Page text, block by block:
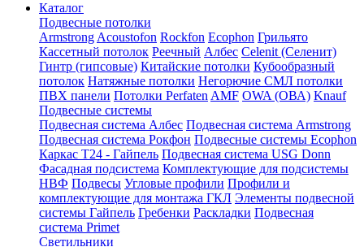
Каталог
Подвесные потолки
Armstrong Acoustofon Rockfon Ecophon Грильято
Кассетный потолок Реечный Албес Celenit (Селенит)
Гинтр (гипсовые) Китайские потолки Кубообразный
потолок Натяжные потолки Негорючие СМЛ потолки
ПВХ панели Потолки Perfaten AMF OWA (ОВА) Knauf
Подвесные системы
Подвесная система Албес Подвесная система Armstrong
Подвесная система Рокфон Подвесные системы Ecophon
Каркас Т24 - Гайпель Подвесная система USG Donn
Фасадная подсистема Комплектующие для подсистемы
НВФ Подвесы Угловые профили Профили и
комплектующие для монтажа ГКЛ Элементы подвесной
системы Гайпель Гребенки Раскладки Подвесная
система Primet
Светильники